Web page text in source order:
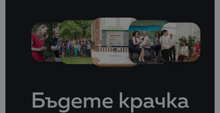
Бъдете крачка